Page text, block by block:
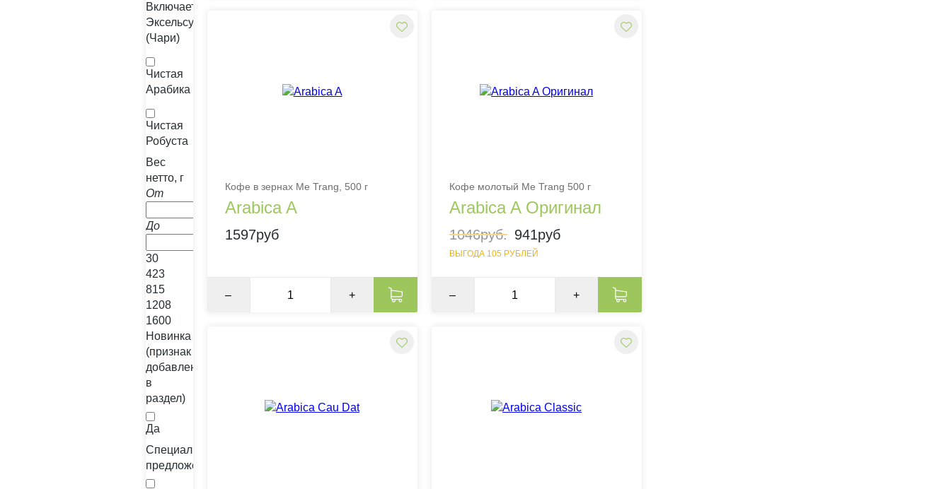
Включает
Эксельсу
(Чари)
Чистая
Арабика
Чистая
Робуста
Вес
нетто, г
От
До
30
423
815
1208
1600
Новинка
(признак
добавления
в
раздел)
Да
Специальные
предложения
Кофе в зернах Me Trang, 500 г
Arabica A
1597руб
– +
Кофе молотый Me Trang 500 г
Arabica A Оригинал
1046руб. 941руб
ВЫГОДА 105 РУБЛЕЙ
– +